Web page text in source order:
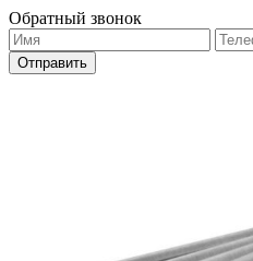
Обратный звонок